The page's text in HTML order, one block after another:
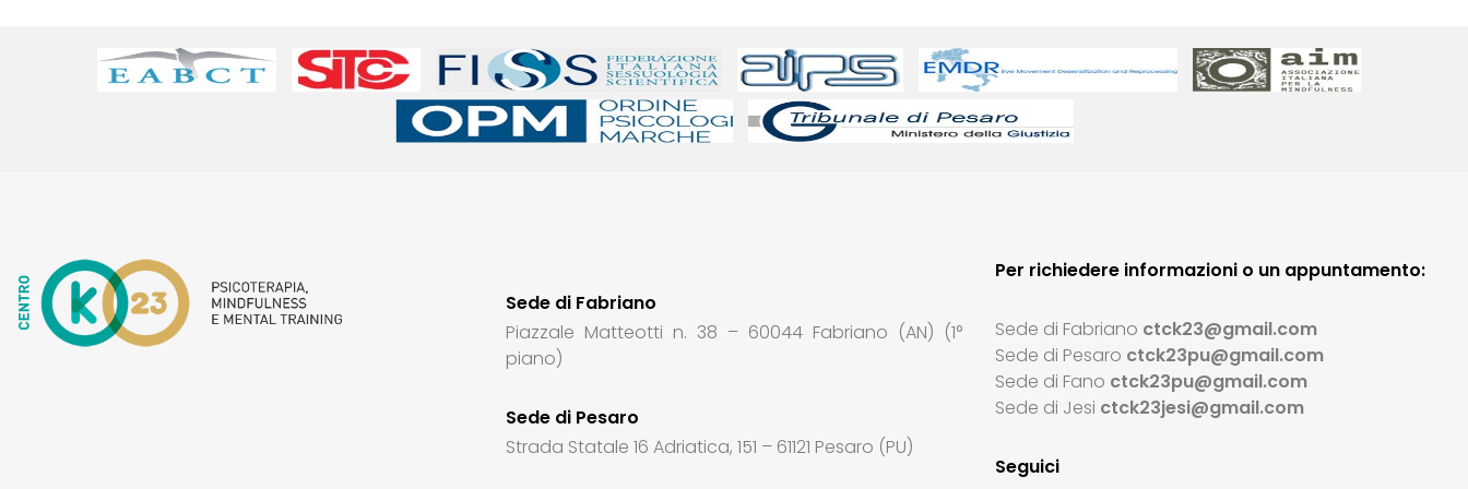
Sede di Fabriano
Piazzale Matteotti n. 38 – 60044 Fabriano (AN) (1°
piano)
Sede di Pesaro
Strada Statale 16 Adriatica, 151 – 61121 Pesaro (PU)
Per richiedere informazioni o un appuntamento:
Sede di Fabriano ctck23@gmail.com
Sede di Pesaro ctck23pu@gmail.com
Sede di Fano ctck23pu@gmail.com
Sede di Jesi ctck23jesi@gmail.com
Seguici